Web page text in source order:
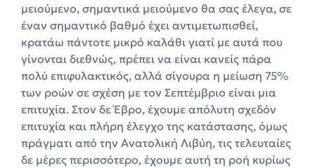
μειούμενο, σημαντικά μειούμενο θα σας έλεγα, σε
έναν σημαντικό βαθμό έχει αντιμετωπισθεί,
κρατάω πάντοτε μικρό καλάθι γιατί με αυτά που
γίνονται διεθνώς, πρέπει να είναι κανείς πάρα
πολύ επιφυλακτικός, αλλά σίγουρα η μείωση 75%
των ροών σε σχέση με τον Σεπτέμβριο είναι μια
επιτυχία. Στον δε Έβρο, έχουμε απόλυτη σχεδόν
επιτυχία και πλήρη έλεγχο της κατάστασης, όμως
πράγματι από την Ανατολική Λιβύη, τις τελευταίες
δε μέρες περισσότερο, έχουμε αυτή τη ροή κυρίως